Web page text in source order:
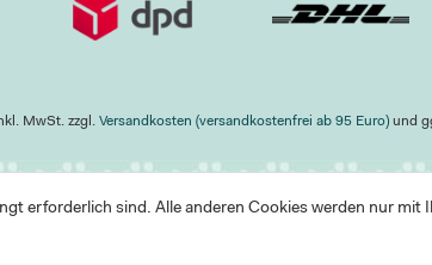
MwSt. zzgl. Versandkosten (versandkostenfrei ab 95 Euro) und
erforderlich sind. Alle anderen Cookies werden nur mit